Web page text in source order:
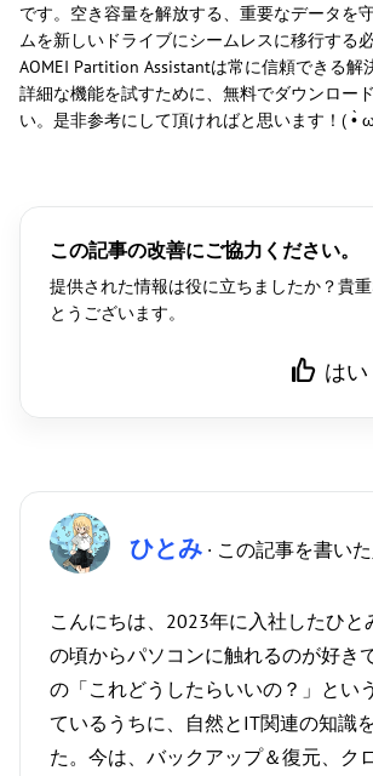
です。空き容量を解放する、重要なデータを
ムを新しいドライブにシームレスに移行する
AOMEI Partition Assistantは常に信頼できる解
詳細な機能を試すために、無料でダウンロー
い。是非参考にして頂ければと思います！( •̀
この記事の改善にご協力ください。
提供された情報は役に立ちましたか？貴
とうございます。
はい
ひとみ · この記事を書いた
こんにちは、2023年に入社したひと
の頃からパソコンに触れるのが好き
の「これどうしたらいいの？」とい
ているうちに、自然とIT関連の知識
た。今は、バックアップ＆復元、ク